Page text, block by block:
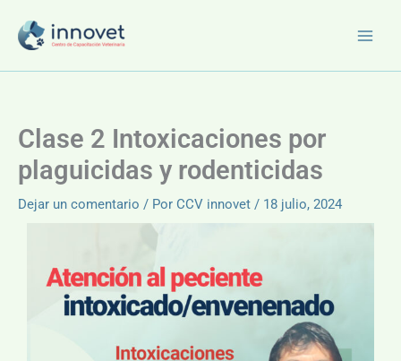
contenido
Clase 2 Intoxicaciones por
plaguicidas y rodenticidas
Dejar un comentario / Por CCV innovet / 18 julio, 2024